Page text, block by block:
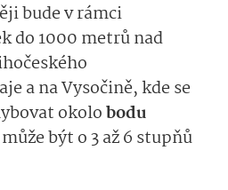
bude v rámci
do 1000 metrů nad
a na Vysočině, kde se
okolobodu
být o 3 až 6 stupňů